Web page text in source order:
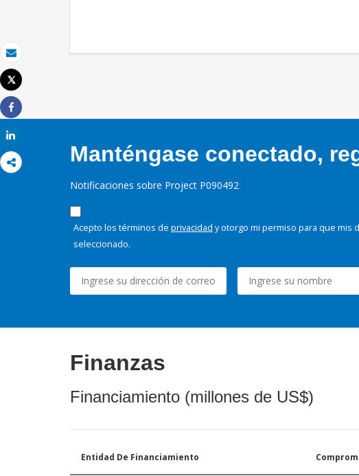
Correo electrónico
Imprimir
Tweet
Share
Manténgase conectado,
Notificaciones sobre Project P090492
Acepto los términos de privacidad y otorgo mi permiso para que mis
seleccionado.
Finanzas
Financiamiento (millones de US$)
Entidad De Financiamiento